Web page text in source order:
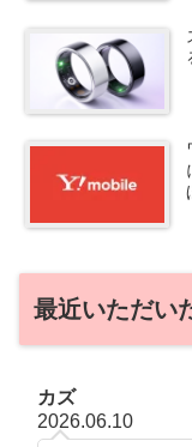
最近いただい
カズ
2026.06.10